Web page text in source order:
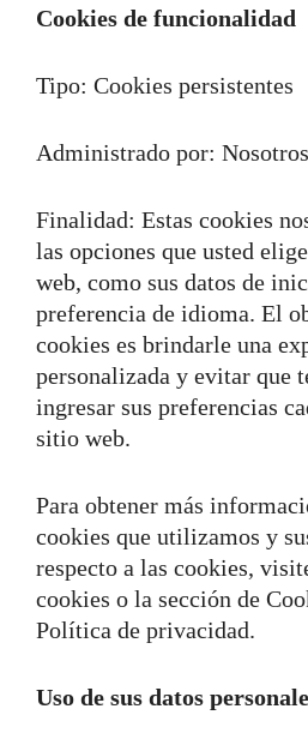
Cookies de funcionalidad
Tipo: Cookies persistentes
Administrado por: Nosotros
Finalidad: Estas cookies
las opciones que usted
web, como sus datos de
preferencia de idioma. El
cookies es brindarle una
personalizada y evitar que
ingresar sus preferencias
sitio web.
Para obtener más
cookies que utilizamos y
respecto a las cookies,
cookies o la sección de
Política de privacidad.
Uso de sus datos